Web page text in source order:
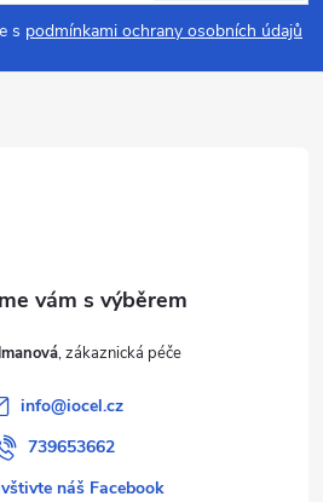
s podmínkami ochrany osobních údajů
info@iocel.cz
739653662
náš Facebook